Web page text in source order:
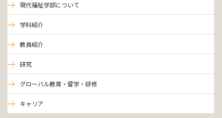
現代福祉学部について
学科紹介
教員紹介
研究
グローバル教育・留学・研修
キャリア